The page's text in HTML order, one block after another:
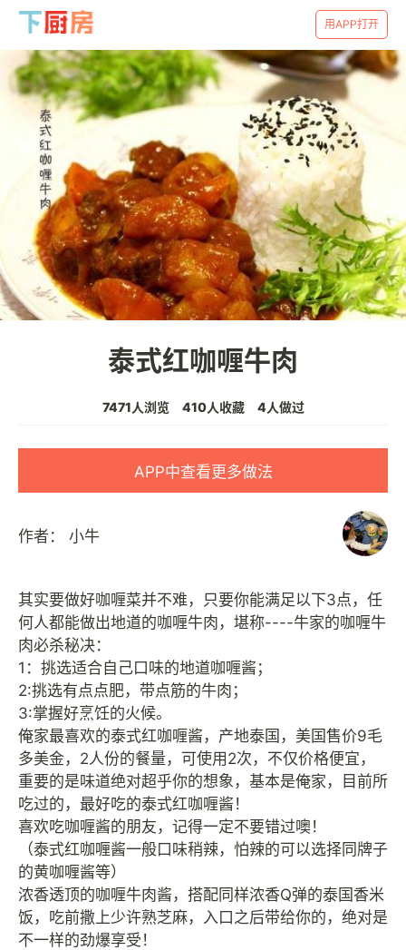
用APP打开
泰式红咖喱牛肉
7471人浏览 410人收藏 4人做过
APP中查看更多做法
作者： 小牛
其实要做好咖喱菜并不难，只要你能满足以下3点，任
何人都能做出地道的咖喱牛肉，堪称----牛家的咖喱牛
肉必杀秘决：
1：挑选适合自己口味的地道咖喱酱；
2:挑选有点点肥，带点筋的牛肉；
3:掌握好烹饪的火候。
俺家最喜欢的泰式红咖喱酱，产地泰国，美国售价9毛
多美金，2人份的餐量，可使用2次，不仅价格便宜，
重要的是味道绝对超乎你的想象，基本是俺家，目前所
吃过的，最好吃的泰式红咖喱酱！
喜欢吃咖喱酱的朋友，记得一定不要错过噢！
（泰式红咖喱酱一般口味稍辣，怕辣的可以选择同牌子
的黄咖喱酱等）
浓香透顶的咖喱牛肉酱，搭配同样浓香Q弹的泰国香米
饭，吃前撒上少许熟芝麻，入口之后带给你的，绝对是
不一样的劲爆享受！